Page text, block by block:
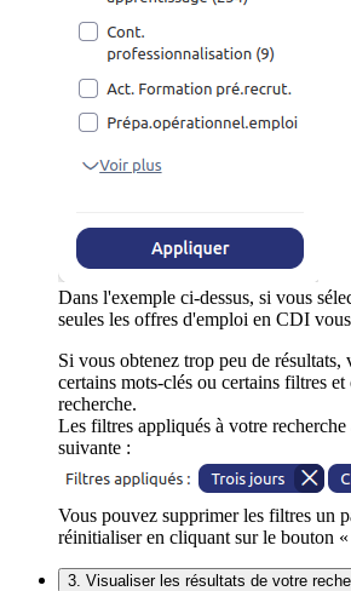
Dans l'exemple ci-dessus, si vous
seules les offres d'emploi en CDI
Si vous obtenez trop peu de
certains mots-clés ou certains filtres
recherche.
Les filtres appliqués à votre recherche
suivante :
Vous pouvez supprimer les filtres un
réinitialiser en cliquant sur le bouton
3. Visualiser les résultats de votre